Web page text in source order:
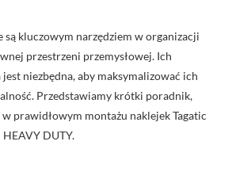
są kluczowym narzędziem w organizacji
przestrzeni przemysłowej. Ich
niezbędna, aby maksymalizować ich
Przedstawiamy krótki poradnik,
prawidłowym montażu naklejek Tagatic
HEAVY DUTY.